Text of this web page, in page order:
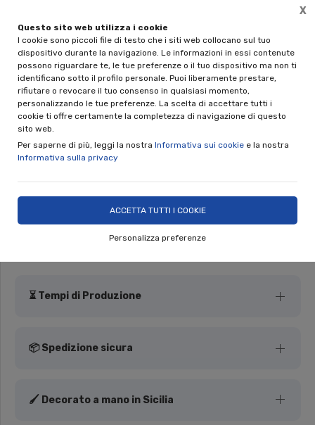
Questo sito web utilizza i cookie
I cookie sono piccoli file di testo che i siti web collocano sul tuo
dispositivo durante la navigazione. Le informazioni in essi contenute
possono riguardare te, le tue preferenze o il tuo dispositivo ma non ti
identificano sotto il profilo personale. Puoi liberamente prestare,
rifiutare o revocare il tuo consenso in qualsiasi momento,
personalizzando le tue preferenze. La scelta di accettare tutti i
cookie ti offre certamente la completezza di navigazione di questo
sito web.
Per saperne di più, leggi la nostra Informativa sui cookie e la nostra
Informativa sulla privacy
ACCETTA TUTTI I COOKIE
Personalizza preferenze
X
Spedizione gratuita per acquisti superiori a € 89,00 IVA incl.
(solo per spedizioni in Italia)
Antipastiera Componibile
d.cm.45 Paesaggio di casette
Nino Parrucca
⏳ Tempi di Produzione
📦 Spedizione sicura
🖌️ Decorato a mano in Sicilia